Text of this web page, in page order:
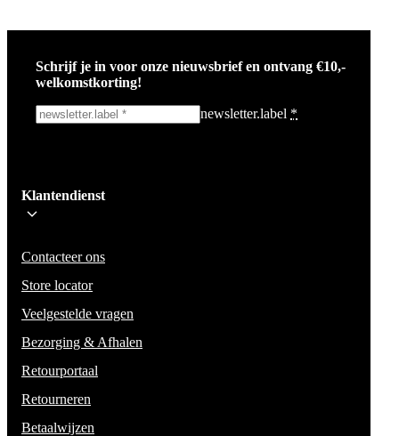
Schrijf je in voor onze nieuwsbrief en ontvang €10,-
welkomstkorting!
newsletter.label *
Wees op de hoogte voor het laatste nieuws, campagnes en acties. We
mail niet delen en geen spam verzenden.
Klantendienst
Contacteer ons
Store locator
Veelgestelde vragen
Bezorging & Afhalen
Retourportaal
Retourneren
Betaalwijzen